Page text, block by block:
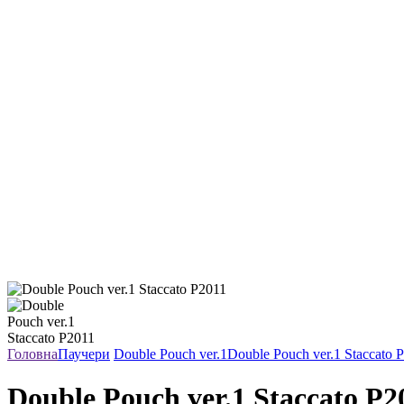
ГоловнаПаучери Double Pouch ver.1Double Pouch ver.1 Staccato